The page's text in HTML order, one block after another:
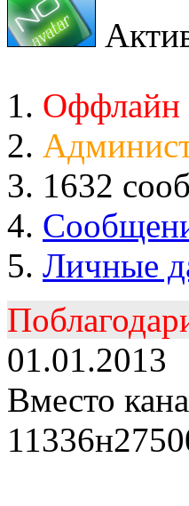
Оффлайн
1632
Личные
01.01.2013
Вместо